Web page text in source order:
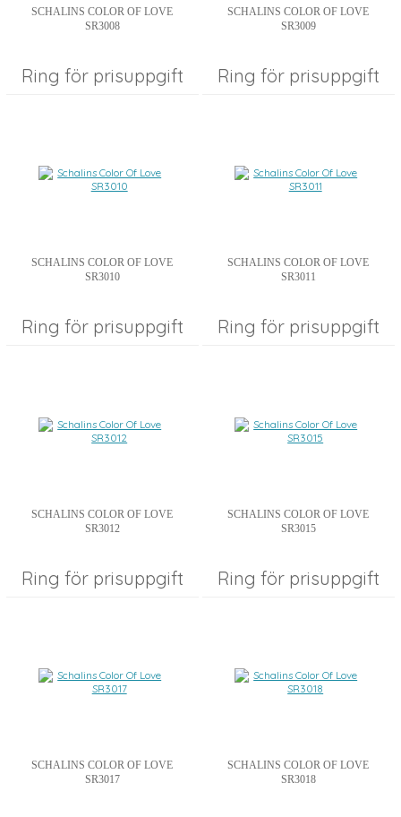
SCHALINS COLOR OF LOVE
SR3008
Ring för prisuppgift
SCHALINS COLOR OF LOVE
SR3009
Ring för prisuppgift
SCHALINS COLOR OF LOVE
SR3010
Ring för prisuppgift
SCHALINS COLOR OF LOVE
SR3011
Ring för prisuppgift
SCHALINS COLOR OF LOVE
SR3012
Ring för prisuppgift
SCHALINS COLOR OF LOVE
SR3015
Ring för prisuppgift
SCHALINS COLOR OF LOVE
SR3017
SCHALINS COLOR OF LOVE
SR3018